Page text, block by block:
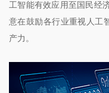
工智能有效应用至国民经
意在鼓励各行业重视人工
产力。